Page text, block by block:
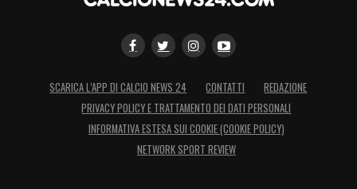
SCARICA L’APP DI CALCIO NEWS 24 CONTATTI
REDAZIONE
PRIVACY POLICY E TRATTAMENTO DEI DATI PERSONALI
INFORMATIVA ESTESA SUI COOKIE (COOKIE POLICY)
NETWORK SPORT REVIEW